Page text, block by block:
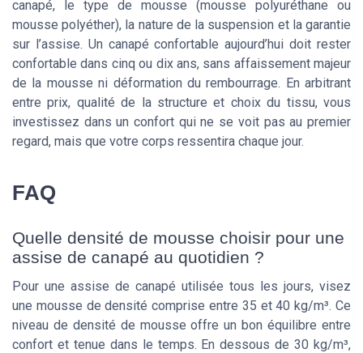
canapé, le type de mousse (mousse polyuréthane ou
mousse polyéther), la nature de la suspension et la garantie
sur l’assise. Un canapé confortable aujourd’hui doit rester
confortable dans cinq ou dix ans, sans affaissement majeur
de la mousse ni déformation du rembourrage. En arbitrant
entre prix, qualité de la structure et choix du tissu, vous
investissez dans un confort qui ne se voit pas au premier
regard, mais que votre corps ressentira chaque jour.
FAQ
Quelle densité de mousse choisir pour une
assise de canapé au quotidien ?
Pour une assise de canapé utilisée tous les jours, visez
une mousse de densité comprise entre 35 et 40 kg/m³. Ce
niveau de densité de mousse offre un bon équilibre entre
confort et tenue dans le temps. En dessous de 30 kg/m³,